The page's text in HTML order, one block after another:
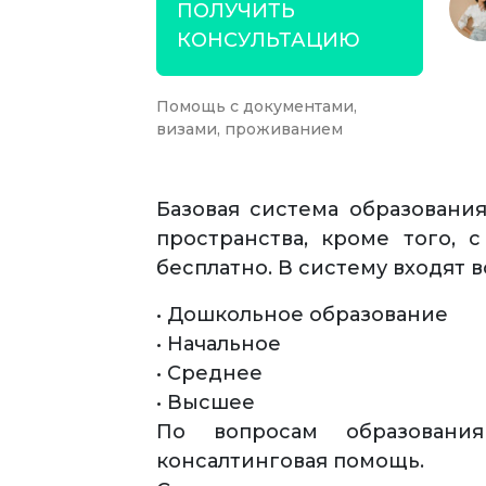
ПОЛУЧИТЬ
КОНСУЛЬТАЦИЮ
Помощь с документами,
визами, проживанием
Базовая система
пространства, кроме
бесплатно. В систему входят
• Дошкольное образование
• Начальное
• Среднее
• Высшее
По вопросам
консалтинговая помощь.